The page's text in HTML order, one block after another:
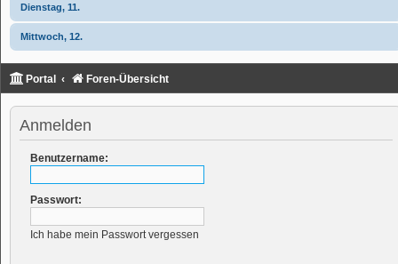
Dienstag, 11.
Mittwoch, 12.
Portal Foren-Übersicht
Anmelden
Benutzername:
Passwort:
Ich habe mein Passwort vergessen